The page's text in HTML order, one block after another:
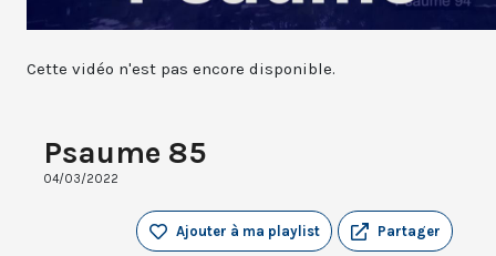
Cette vidéo n'est pas encore disponible.
Psaume 85
04/03/2022
Partager
Ajouter à ma playlist